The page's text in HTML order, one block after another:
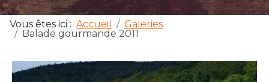
Vous êtes ici : Accueil
Galeries
Balade gourmande 2011